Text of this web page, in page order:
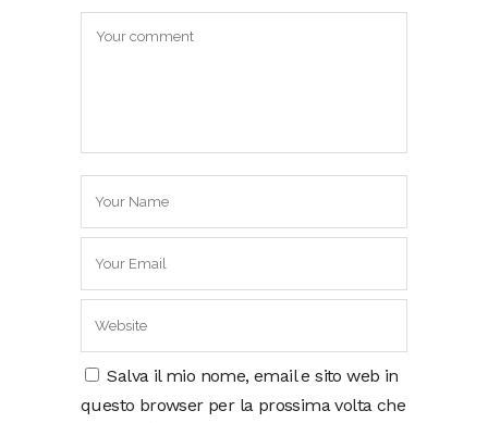
Salva il mio nome, email e sito web in
questo browser per la prossima volta che